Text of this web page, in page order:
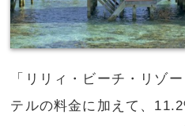
「リリィ・ビーチ・リゾ
テルの料金に加えて、